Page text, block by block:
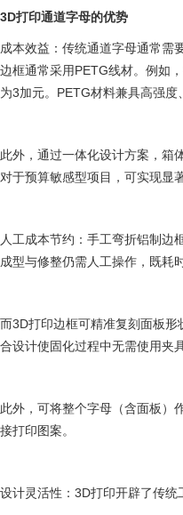
3D打印通道字母的优势
成本效益：传统通道字母通常需
边框通常采用PETG线材。例如
为3加元。PETG材料兼具高强
此外，通过一体化设计方案，箱
对于预算敏感型项目，可实现显
人工成本节约：手工弯折铝制边
成型与修整仍需人工操作，既耗
而3D打印边框可精准复刻面板
合设计使固化过程中无需使用夹
此外，可将整个字母（含面板）
接打印图案。
设计灵活性：3D打印开辟了传统